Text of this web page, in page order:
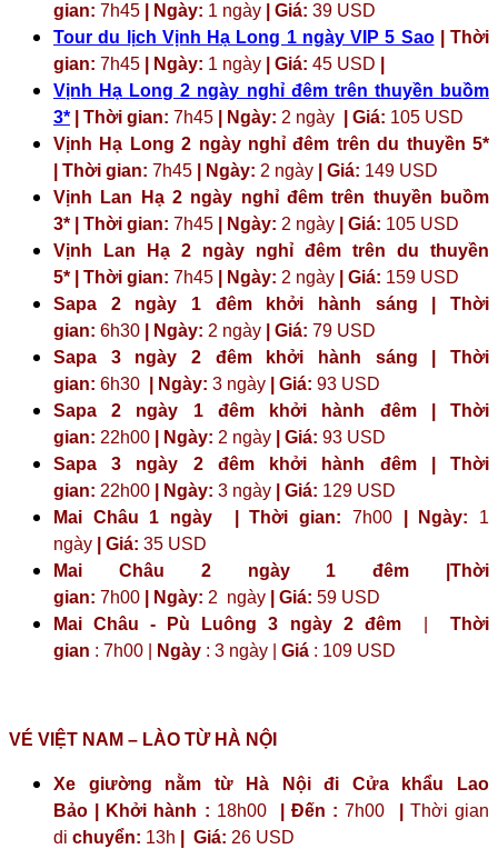
gian: 7h45 | Ngày: 1 ngày | Giá: 39 USD
Tour du lịch Vịnh Hạ Long 1 ngày VIP 5 Sao| Thời
gian: 7h45 | Ngày: 1 ngày | Giá: 45 USD
Vịnh Hạ Long 2 ngày nghỉ đêm trên thuyền buồm
3* | Thời gian: 7h45 | Ngày: 2 ngày | Giá: 105 USD
Vịnh Hạ Long 2 ngày nghỉ đêm trên du thuyền 5*
| Thời gian: 7h45 | Ngày: 2 ngày | Giá: 149 USD
Vịnh Lan Hạ 2 ngày nghỉ đêm trên thuyền buồm
3* | Thời gian: 7h45 | Ngày: 2 ngày | Giá: 105 USD
Vịnh Lan Hạ 2 ngày nghỉ đêm trên du thuyền
5* | Thời gian: 7h45 | Ngày: 2 ngày | Giá: 159 USD
Sapa 2 ngày 1 đêm khởi hành sáng | Thời
gian: 6h30 | Ngày: 2 ngày | Giá: 79 USD
Sapa 3 ngày 2 đêm khởi hành sáng | Thời
gian: 6h30 | Ngày: 3 ngày | Giá: 93 USD
Sapa 2 ngày 1 đêm khởi hành đêm | Thời
gian: 22h00 | Ngày: 2 ngày | Giá: 93 USD
Sapa 3 ngày 2 đêm khởi hành đêm | Thời
gian: 22h00 | Ngày: 3 ngày | Giá: 129 USD
Mai Châu 1 ngày | Thời gian: 7h00 | Ngày: 1
ngày
| Giá: 35 USD
Mai Châu 2 ngày 1 đêm |Thời
gian: 7h00 | Ngày: 2 ngày Giá: 59 USD
Mai Châu - Pù Luông 3 ngày 2 đêm
Thời
gian : 7h00 | Ngày : 3 ngày | Giá : 109 USD
VÉ VIỆT NAM – LÀO TỪ HÀ NỘI
Xe giường nằm từ Hà Nội đi Cửa khẩu Lao
Bảo | Khởi hành : 18h00| Đến : 7h00
Thời gian
di chuyển: 13h Giá: 26 USD